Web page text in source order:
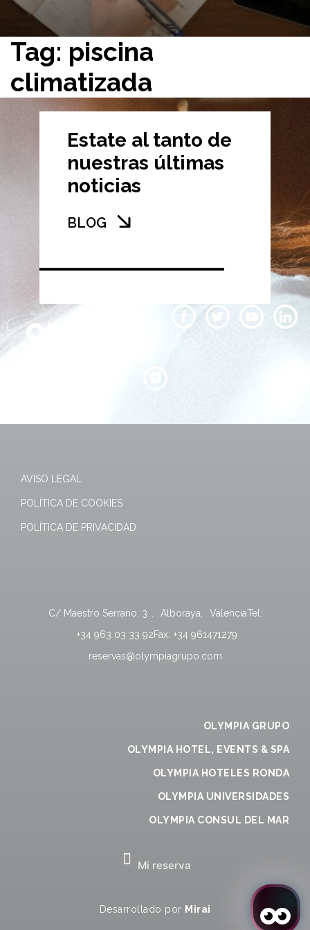
Tag: piscina
climatizada
Estate al tanto de
nuestras últimas
noticias
BLOG
AVISO LEGAL
POLÍTICA DE COOKIES
POLÍTICA DE PRIVACIDAD
C/ Maestro Serrano, 3 Alboraya ValenciaTel:
+34 963 03 33 92Fax: +34 961471279
reservas@olympiagrupo.com
OLYMPIA GRUPO
OLYMPIA HOTEL, EVENTS & SPA
OLYMPIA HOTELES RONDA
OLYMPIA UNIVERSIDADES
OLYMPIA CONSUL DEL MAR
Mi reserva
Desarrollado por Mirai